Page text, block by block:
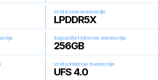
vrsta ram memorije
LPDDR5X
kapacitet interne memorije
256GB
vrsta interne memorije
UFS 4.0